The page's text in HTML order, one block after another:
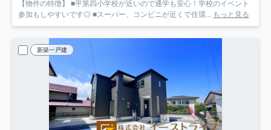
【物件の特徴】 ■平第四小学校が近いので通学も安心！学校のイベント
参加もしやすいです◎ ■スーパー、コンビニが近くで住環... もっと見る
新築一戸建